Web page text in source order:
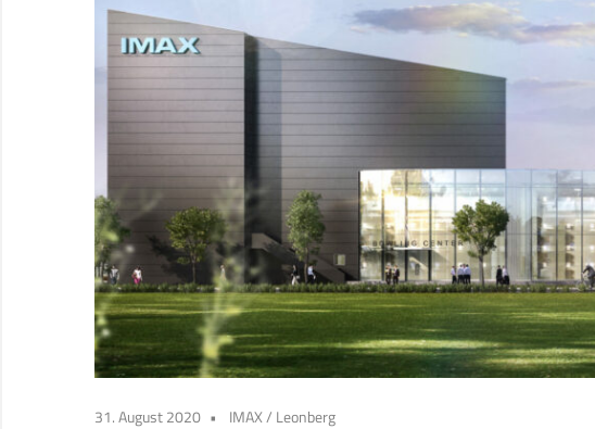
31. August 2020 IMAX/ Leonberg